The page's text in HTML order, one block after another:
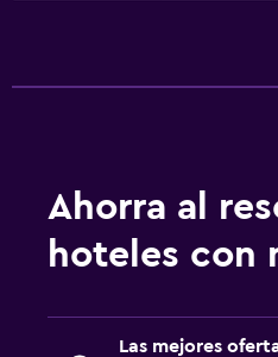
Ahorra al
hoteles con
Las mejores